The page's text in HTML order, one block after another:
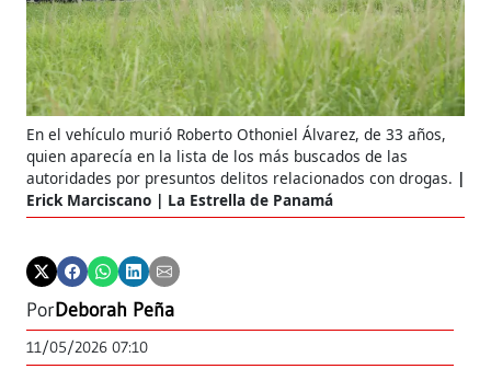
En el vehículo murió Roberto Othoniel Álvarez, de 33 años,
quien aparecía en la lista de los más buscados de las
autoridades por presuntos delitos relacionados con drogas.
Erick Marciscano | La Estrella de Panamá
PorDeborah Peña
11/05/2026 07:10